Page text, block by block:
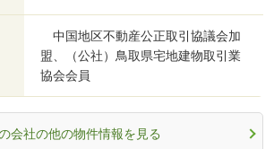
中国地区不動産公正取引協議会加
盟、（公社）鳥取県宅地建物取引業
協会会員
会社の他の物件情報を見る